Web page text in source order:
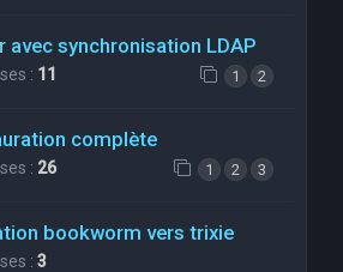
avec synchronisation LDAP
: 11 1 2
complète
: 26 1 2 3
bookworm vers trixie
: 3